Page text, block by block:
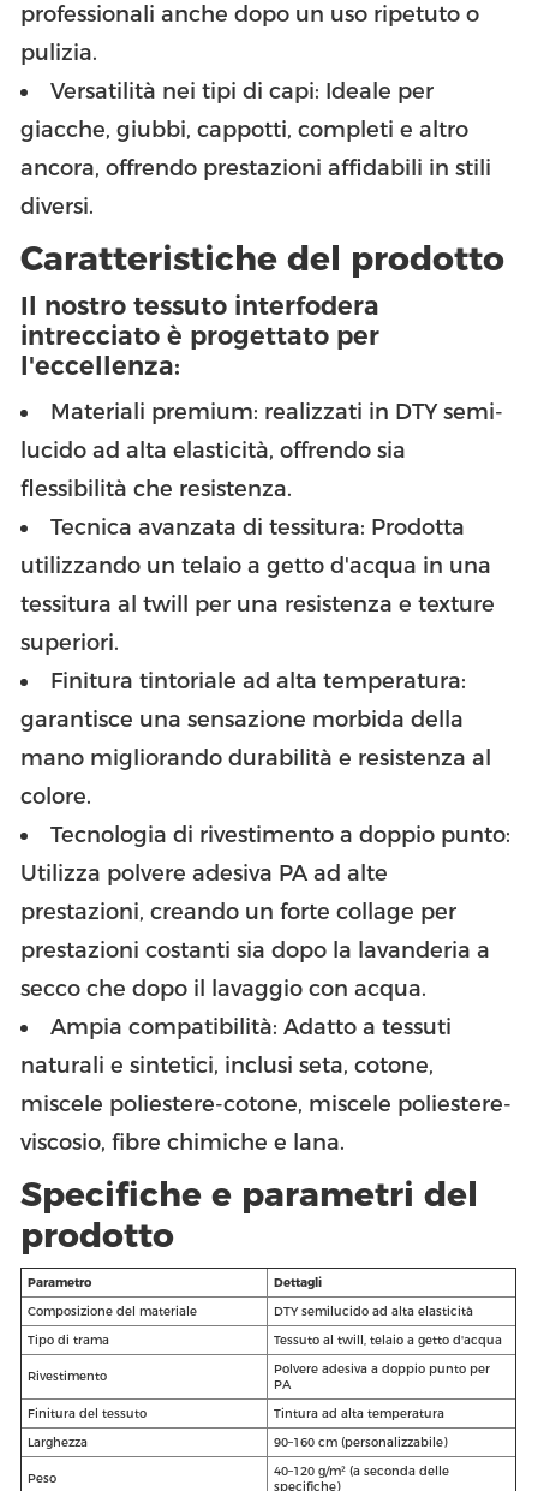
professionali anche dopo un uso ripetuto o
pulizia.
Versatilità nei tipi di capi: Ideale per
giacche, giubbi, cappotti, completi e altro
ancora, offrendo prestazioni affidabili in stili
diversi.
Caratteristiche del prodotto
Il nostro tessuto interfodera
intrecciato è progettato per
l'eccellenza:
Materiali premium: realizzati in DTY semi-
lucido ad alta elasticità, offrendo sia
flessibilità che resistenza.
Tecnica avanzata di tessitura: Prodotta
utilizzando un telaio a getto d'acqua in una
tessitura al twill per una resistenza e texture
superiori.
Finitura tintoriale ad alta temperatura:
garantisce una sensazione morbida della
mano migliorando durabilità e resistenza al
colore.
Tecnologia di rivestimento a doppio punto:
Utilizza polvere adesiva PA ad alte
prestazioni, creando un forte collage per
prestazioni costanti sia dopo la lavanderia a
secco che dopo il lavaggio con acqua.
Ampia compatibilità: Adatto a tessuti
naturali e sintetici, inclusi seta, cotone,
miscele poliestere-cotone, miscele poliestere-
viscosio, fibre chimiche e lana.
Specifiche e parametri del
prodotto
Parametro
Dettagli
Composizione del materiale
DTY semilucido ad alta elasticità
Tipo di trama
Tessuto al twill, telaio a getto d'acqua
Rivestimento
Polvere adesiva a doppio punto per
PA
Finitura del tessuto
Tintura ad alta temperatura
Larghezza
90–160 cm (personalizzabile)
Peso
40–120 g/m² (a seconda delle
specifiche)